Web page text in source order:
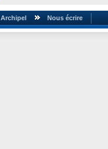
Archipel Nous écrire